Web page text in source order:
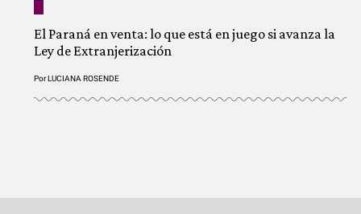
El Paraná en venta: lo que está en juego si avanza la
Ley de Extranjerización
PorLUCIANA ROSENDE